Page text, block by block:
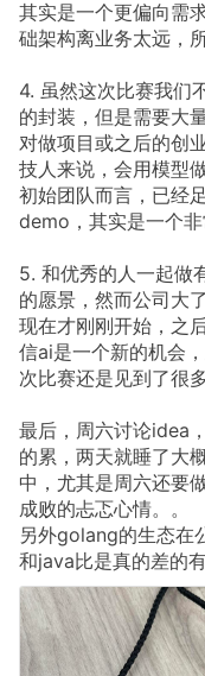
其实是一个更偏向需
础架构离业务太远，
4. 虽然这次比赛我们
的封装，但是需要大
对做项目或之后的创
技人来说，会用模型
初始团队而言，已经
demo，其实是一个非
5. 和优秀的人一起做
的愿景，然而公司大
现在才刚刚开始，之
信ai是一个新的机会
次比赛还是见到了很
最后，周六讨论idea
的累，两天就睡了大
中，尤其是周六还要
成败的忐忑心情。。
另外golang的生态在
和java比是真的差的有